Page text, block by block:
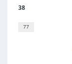
38
77